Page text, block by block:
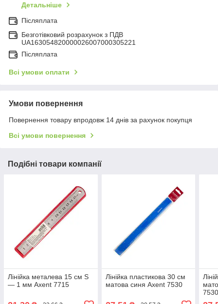
Детальніше
Післяплата
Безготівковий розрахунок з ПДВ
UA163054820000026007000305221
Післяплата
Всі умови оплати
Умови повернення
Повернення товару впродовж 14 днів за рахунок покупця
Всі умови повернення
Подібні товари компанії
Лінійка металева 15 см S
— 1 мм Axent 7715
Лінійка пластикова 30 см
матова синя Axent 7530